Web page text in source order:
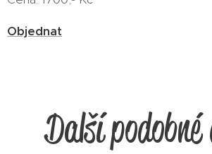
Objednat
Další